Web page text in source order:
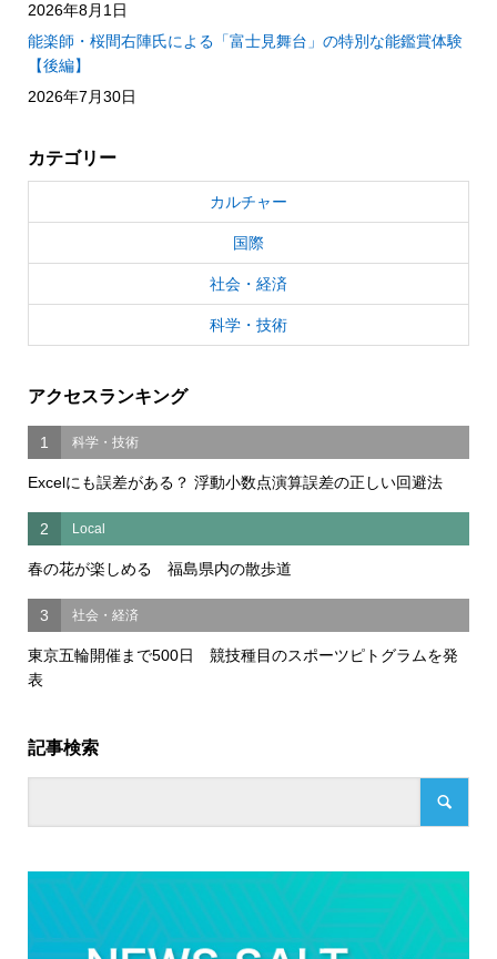
2026年8月1日
能楽師・桜間右陣氏による「富士見舞台」の特別な能鑑賞体験
【後編】
2026年7月30日
カテゴリー
カルチャー
国際
社会・経済
科学・技術
アクセスランキング
1 科学・技術
Excelにも誤差がある？ 浮動小数点演算誤差の正しい回避法
2 Local
春の花が楽しめる 福島県内の散歩道
3 社会・経済
東京五輪開催まで500日 競技種目のスポーツピトグラムを発
表
記事検索